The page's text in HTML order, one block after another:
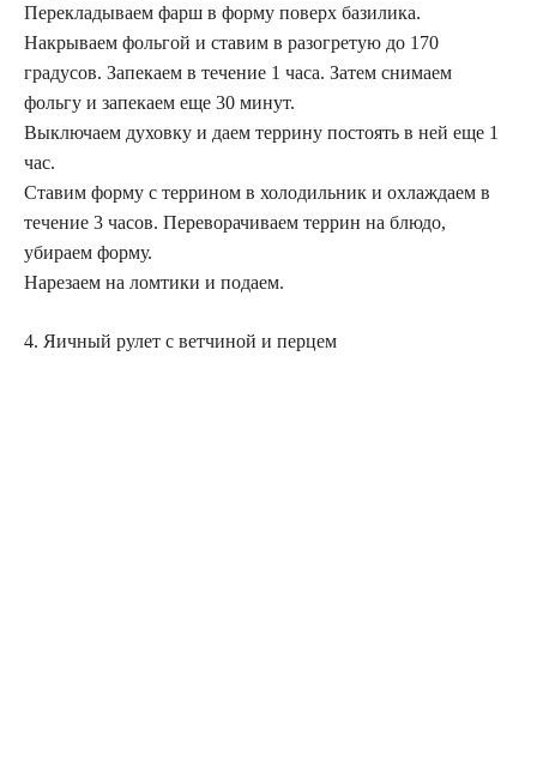
Перекладываем фарш в форму поверх базилика.
Накрываем фольгой и ставим в разогретую до 170
градусов. Запекаем в течение 1 часа. Затем снимаем
фольгу и запекаем еще 30 минут.
Выключаем духовку и даем террину постоять в ней еще 1
час.
Ставим форму с террином в холодильник и охлаждаем в
течение 3 часов. Переворачиваем террин на блюдо,
убираем форму.
Нарезаем на ломтики и подаем.
4. Яичный рулет с ветчиной и перцем